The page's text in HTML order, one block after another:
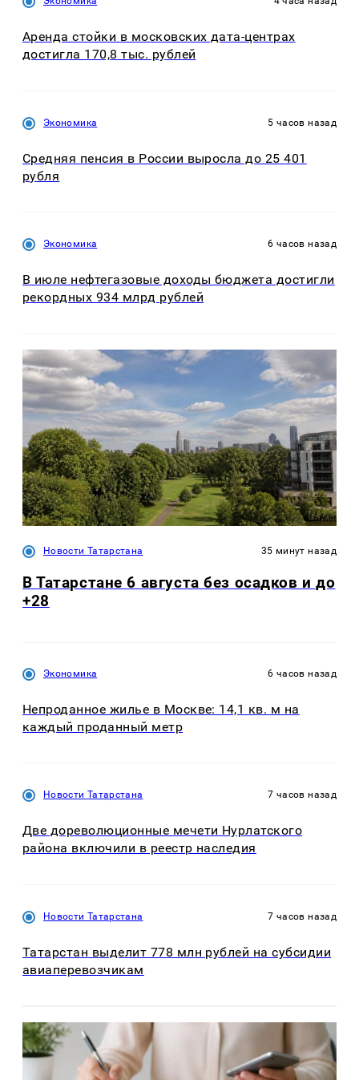
Аренда стойки в московских дата-центрах
достигла 170,8 тыс. рублей
Экономика 5 часов назад
Средняя пенсия в России выросла до 25 401
рубля
Экономика 6 часов назад
В июле нефтегазовые доходы бюджета достигли
рекордных 934 млрд рублей
Новости Татарстана 35 минут назад
В Татарстане 6 августа без осадков и до
+28
Экономика 6 часов назад
Непроданное жилье в Москве: 14,1 кв. м на
каждый проданный метр
Новости Татарстана 7 часов назад
Две дореволюционные мечети Нурлатского
района включили в реестр наследия
Новости Татарстана 7 часов назад
Татарстан выделит 778 млн рублей на субсидии
авиаперевозчикам